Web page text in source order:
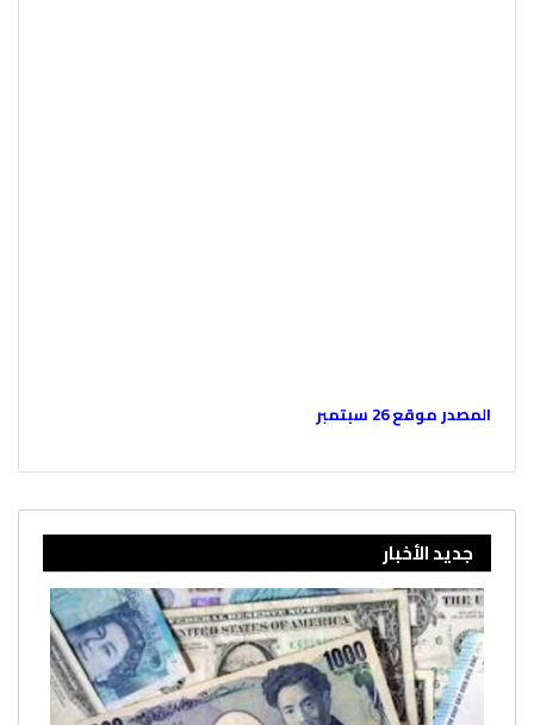
المصدر موقع 26 سبتمبر
جديد الأخبار